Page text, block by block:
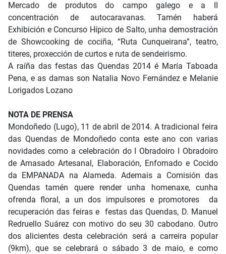
Mercado de produtos do campo galego e a II
concentración de autocaravanas. Tamén haberá
Exhibición e Concurso Hípico de Salto, unha demostración
de Showcooking de cociña, “Ruta Cunqueirana”, teatro,
titeres, proxección de curtos e ruta de sendeirismo.
A raíña das festas das Quendas 2014 é María Taboada
Pena, e as damas son Natalia Novo Fernández e Melanie
Lorigados Lozano
NOTA DE PRENSA
Mondoñedo (Lugo), 11 de abril de 2014. A tradicional feira
das Quendas de Mondoñedo conta este ano con varias
novidades como a celebración do I Obradoiro I Obradoiro
de Amasado Artesanal, Elaboración, Enfornado e Cocido
da EMPANADA na Alameda. Ademais a Comisión das
Quendas tamén quere render unha homenaxe, cunha
ofrenda floral, a un dos impulsores e promotores da
recuperación das feiras e festas das Quendas, D. Manuel
Redruello Suárez con motivo do seu 30 cabodano. Outro
dos alicientes desta celebración será a carreira popular
(9km), que se celebrará o sábado 3 de maio, e como